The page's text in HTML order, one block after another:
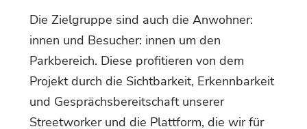
Die Zielgruppe sind auch die Anwohner:
innen und Besucher: innen um den
Parkbereich. Diese profitieren von dem
Projekt durch die Sichtbarkeit, Erkennbarkeit
und Gesprächsbereitschaft unserer
Streetworker und die Plattform, die wir für